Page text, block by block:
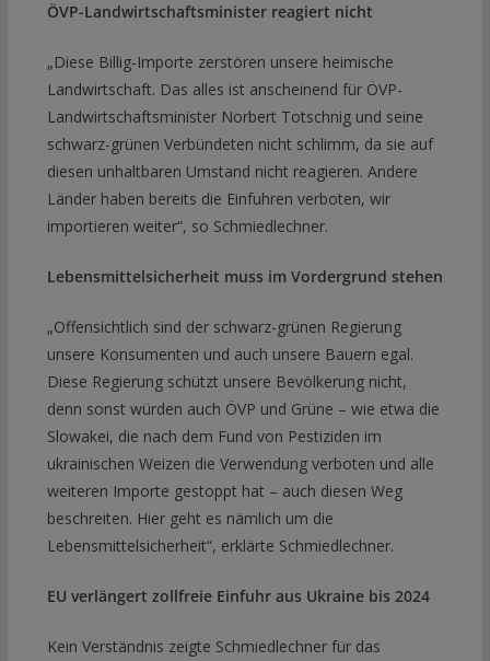
ÖVP-Landwirtschaftsminister reagiert nicht
„Diese Billig-Importe zerstören unsere heimische
Landwirtschaft. Das alles ist anscheinend für ÖVP-
Landwirtschaftsminister Norbert Totschnig und seine
schwarz-grünen Verbündeten nicht schlimm, da sie auf
diesen unhaltbaren Umstand nicht reagieren. Andere
Länder haben bereits die Einfuhren verboten, wir
importieren weiter“, so Schmiedlechner.
Lebensmittelsicherheit muss im Vordergrund stehen
„Offensichtlich sind der schwarz-grünen Regierung
unsere Konsumenten und auch unsere Bauern egal.
Diese Regierung schützt unsere Bevölkerung nicht,
denn sonst würden auch ÖVP und Grüne – wie etwa die
Slowakei, die nach dem Fund von Pestiziden im
ukrainischen Weizen die Verwendung verboten und alle
weiteren Importe gestoppt hat – auch diesen Weg
beschreiten. Hier geht es nämlich um die
Lebensmittelsicherheit“, erklärte Schmiedlechner.
EU verlängert zollfreie Einfuhr aus Ukraine bis 2024
Kein Verständnis zeigte Schmiedlechner für das